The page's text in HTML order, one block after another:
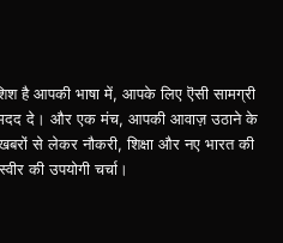
है आपकी भाषा में, आपके लिए ऎसी सामग्री
दे। और एक मंच, आपकी आवाज़ उठाने के
से लेकर नौकरी, शिक्षा और नए भारत की
की उपयोगी चर्चा।